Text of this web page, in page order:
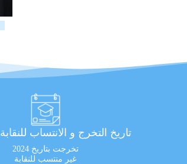
تاريخ التخرج و الانتساب للنقابة
تخرجت بتاريخ 2024
غير منتسب للنقابة